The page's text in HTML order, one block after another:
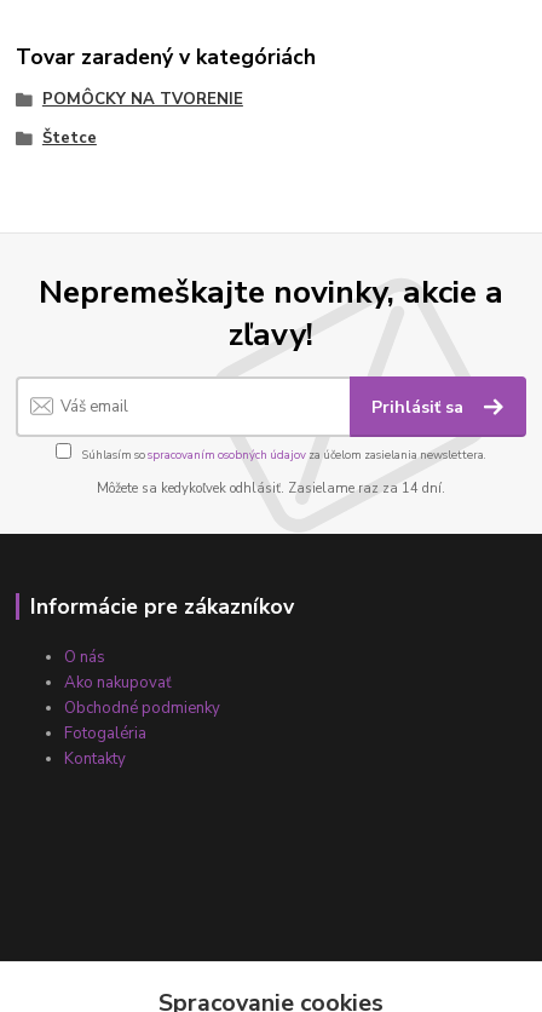
Tovar zaradený v kategóriách
POMÔCKY NA TVORENIE
Štetce
Nepremeškajte novinky, akcie a
zľavy!
Prihlásiť sa
Súhlasím sospracovaním osobných údajov za účelom zasielania newslettera.
Môžete sa kedykoľvek odhlásiť. Zasielame raz za 14 dní.
Informácie pre zákazníkov
O nás
Ako nakupovať
Obchodné podmienky
Fotogaléria
Kontakty
Spracovanie cookies